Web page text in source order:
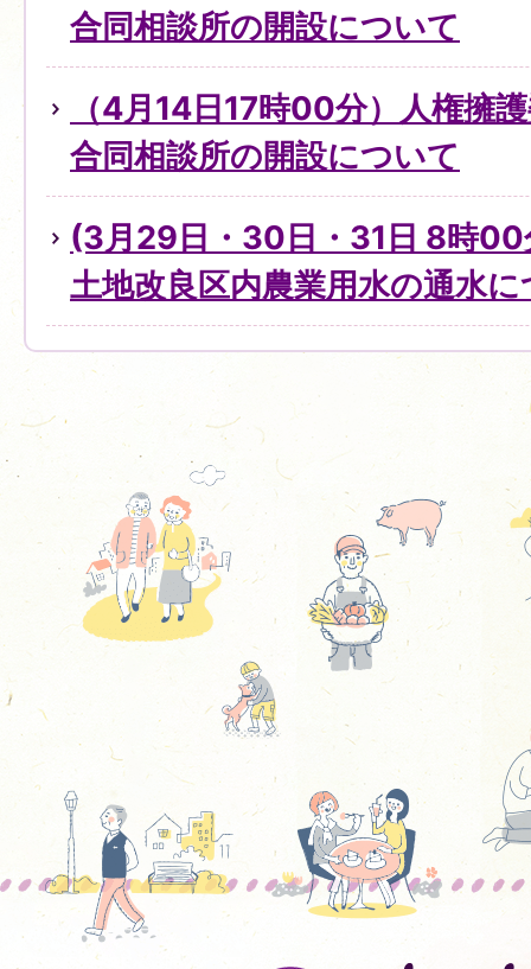
合同相談所の開設について
（4月14日17時00分）人権擁
合同相談所の開設について
(3月29日・30日・31日 8時
土地改良区内農業用水の通水